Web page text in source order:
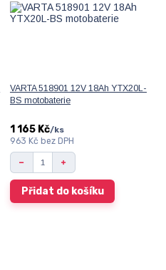
VARTA 518901 12V 18Ah YTX20L-
BS motobaterie
1 165 Kč/ks
963 Kč bez DPH
Přidat do košíku